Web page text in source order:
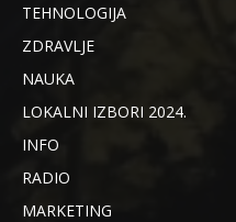
TEHNOLOGIJA
ZDRAVLJE
NAUKA
LOKALNI IZBORI 2024.
INFO
RADIO
MARKETING